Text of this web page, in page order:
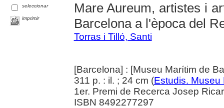
seleccionar
imprimir
Mare Aureum, artistes i
Barcelona a l'època del
Torras i Tilló, Santi
[Barcelona] : [Museu Marítim de
311 p. : il. ; 24 cm (Estudis. Museu
1er. Premi de Recerca Josep
ISBN 8492277297